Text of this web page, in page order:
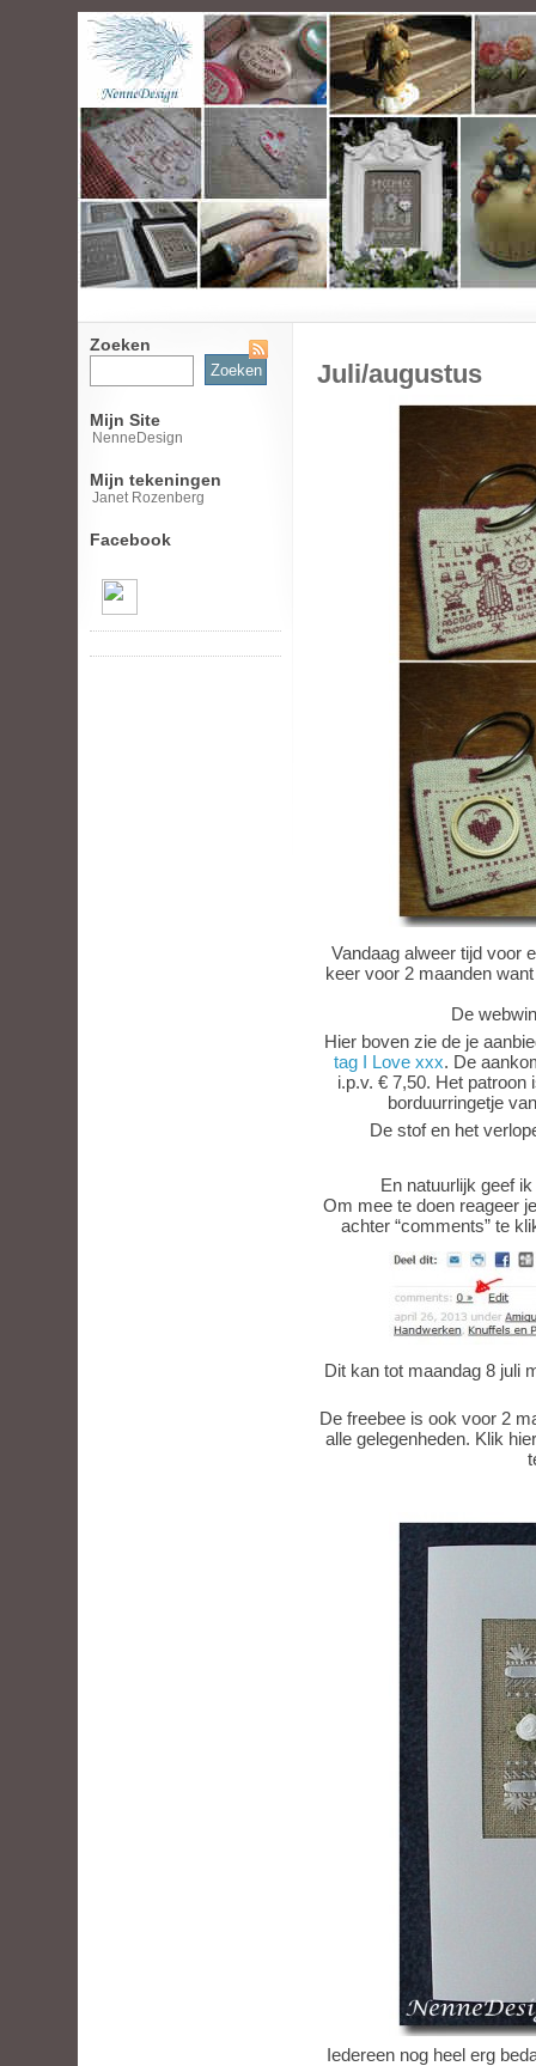
Zoeken
Zoeken
naar:
Mijn Site
NenneDesign
Mijn tekeningen
Janet Rozenberg
Facebook
Juli/augustus
Vandaag alweer tijd voor
keer voor 2 maanden
De
Hier boven zie de je
tag I Love xxx. De
i.p.v. € 7,50. Het
borduurringetje
De stof en het
En natuurlijk geef
Om mee te doen reageer
achter “comments” te
Dit kan tot maandag 8 juli
De freebee is ook voor 2
alle gelegenheden. Klik
Iedereen nog heel erg